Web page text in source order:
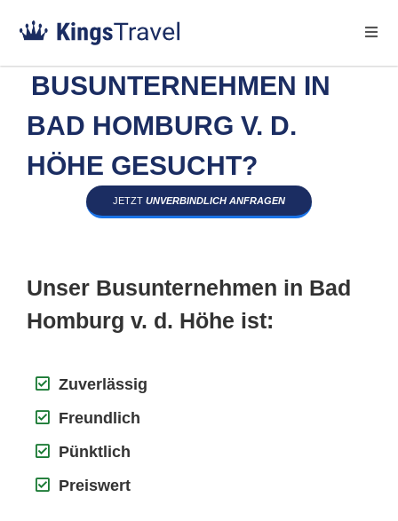
BUSUNTERNEHMEN IN
BAD HOMBURG V. D.
HÖHE GESUCHT?
JETZT UNVERBINDLICH ANFRAGEN
Unser Busunternehmen in Bad
Homburg v. d. Höhe ist:
Zuverlässig
Freundlich
Pünktlich
Preiswert